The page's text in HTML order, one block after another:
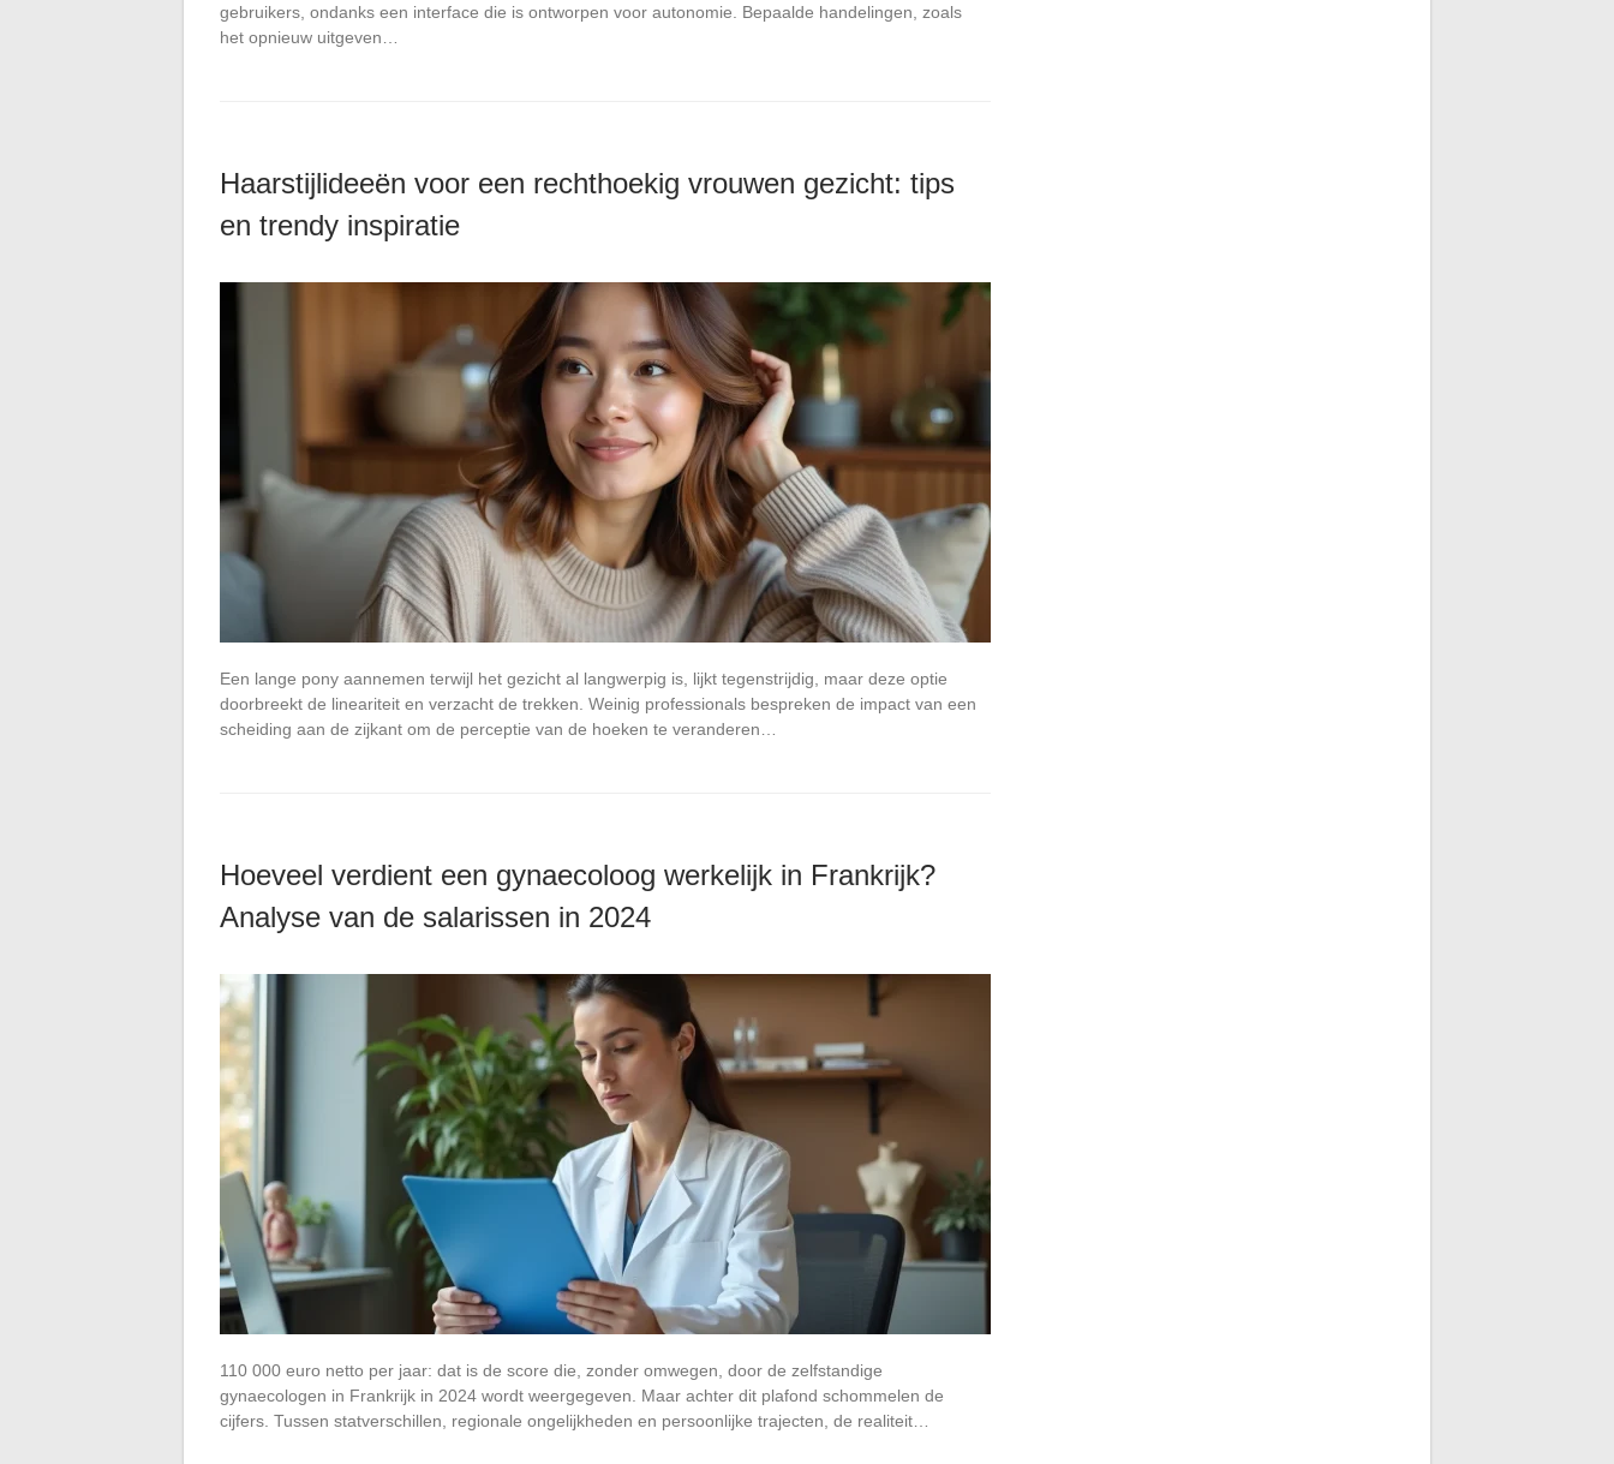
gebruikers, ondanks een interface die is ontworpen voor autonomie. Bepaalde handelingen, zoals
het opnieuw uitgeven…
Haarstijlideeën voor een rechthoekig vrouwen gezicht: tips
en trendy inspiratie
Een lange pony aannemen terwijl het gezicht al langwerpig is, lijkt tegenstrijdig, maar deze optie
doorbreekt de lineariteit en verzacht de trekken. Weinig professionals bespreken de impact van een
scheiding aan de zijkant om de perceptie van de hoeken te veranderen…
Hoeveel verdient een gynaecoloog werkelijk in Frankrijk?
Analyse van de salarissen in 2024
110 000 euro netto per jaar: dat is de score die, zonder omwegen, door de zelfstandige
gynaecologen in Frankrijk in 2024 wordt weergegeven. Maar achter dit plafond schommelen de
cijfers. Tussen statverschillen, regionale ongelijkheden en persoonlijke trajecten, de realiteit…